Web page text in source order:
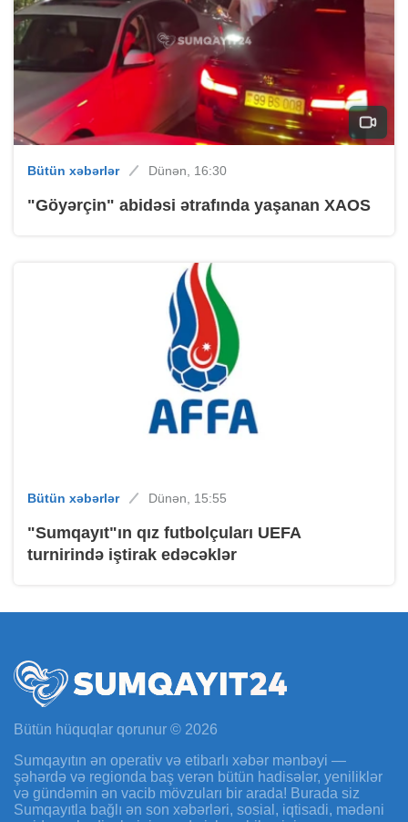
Bütün xəbərlər Dünən, 16:30
"Göyərçin" abidəsi ətrafında yaşanan XAOS
Bütün xəbərlər Dünən, 15:55
"Sumqayıt"ın qız futbolçuları UEFA
turnirində iştirak edəcəklər
Bütün hüquqlar qorunur © 2026
Sumqayıtın ən operativ və etibarlı xəbər mənbəyi —
şəhərdə və regionda baş verən bütün hadisələr, yeniliklər
və gündəmin ən vacib mövzuları bir arada! Burada siz
Sumqayıtla bağlı ən son xəbərləri, sosial, iqtisadi, mədəni